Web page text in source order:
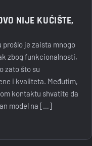
NIJE KUĆIŠTE,
prošlo je zaista mnogo
zbog funkcionalnosti,
zato što su
i kvaliteta. Međutim,
kontaktu shvatite da
model na […]